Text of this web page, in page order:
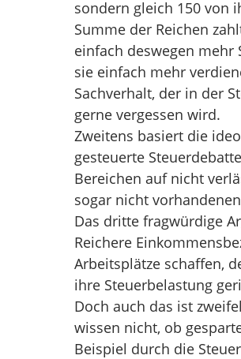
sondern gleich 150 von
Summe der Reichen
einfach deswegen mehr
sie einfach mehr
Sachverhalt, der in der
gerne vergessen wird.
Zweitens basiert die
gesteuerte
Bereichen auf nicht
sogar nicht
Das dritte fragwürdige
Reichere
Arbeitsplätze schaffen,
ihre Steuerbelastung
Doch auch das ist
wissen nicht, ob
Beispiel durch die